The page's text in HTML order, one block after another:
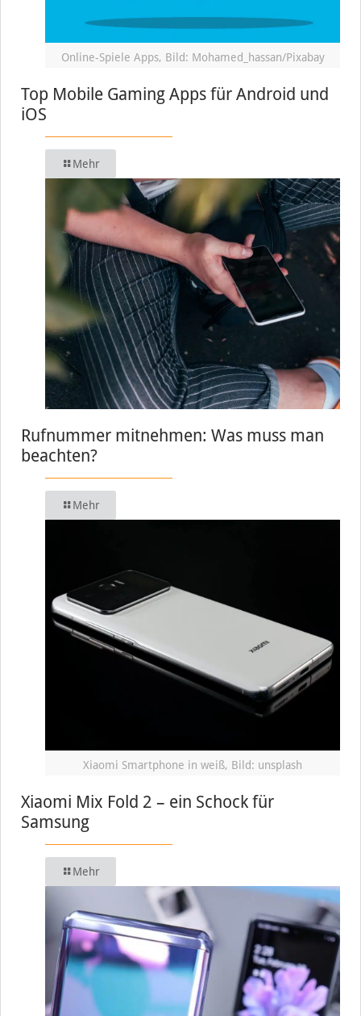
Online-Spiele Apps, Bild: Mohamed_hassan/Pixabay
Top Mobile Gaming Apps für Android und
iOS
Mehr
Rufnummer mitnehmen: Was muss man
beachten?
Mehr
Xiaomi Smartphone in weiß, Bild: unsplash
Xiaomi Mix Fold 2 – ein Schock für
Samsung
Mehr